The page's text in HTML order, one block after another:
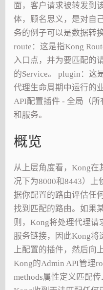
面，客户请求被转发到
体，顾名思义，是对自
务的例子可以是数据转
route：这是指Kong
入口点，并为要匹配的
的Service。 plugin：这
代理生命周期中运行的
API配置插件 - 全局（
和服务。
概览
从上层角度看，Kong在
况下为8000和8443）上
据你配置的路由评估任
找到匹配的路由。如果
则，Kong将处理代理请
服务链接，因此Kong将
上配置的插件，然后向
Kong的Admin API管理
methods属性定义匹配